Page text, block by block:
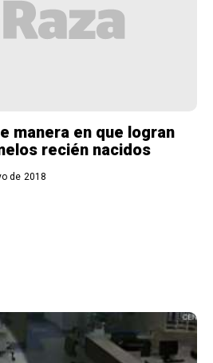
manera en que logran
recién nacidos
de 2018